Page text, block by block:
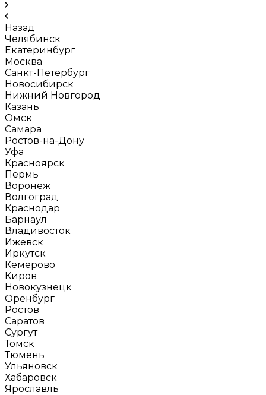
Назад
Челябинск
Екатеринбург
Москва
Санкт-Петербург
Новосибирск
Нижний Новгород
Казань
Омск
Самара
Ростов-на-Дону
Уфа
Красноярск
Пермь
Воронеж
Волгоград
Краснодар
Барнаул
Владивосток
Ижевск
Иркутск
Кемерово
Киров
Новокузнецк
Оренбург
Ростов
Саратов
Сургут
Томск
Тюмень
Ульяновск
Хабаровск
Ярославль